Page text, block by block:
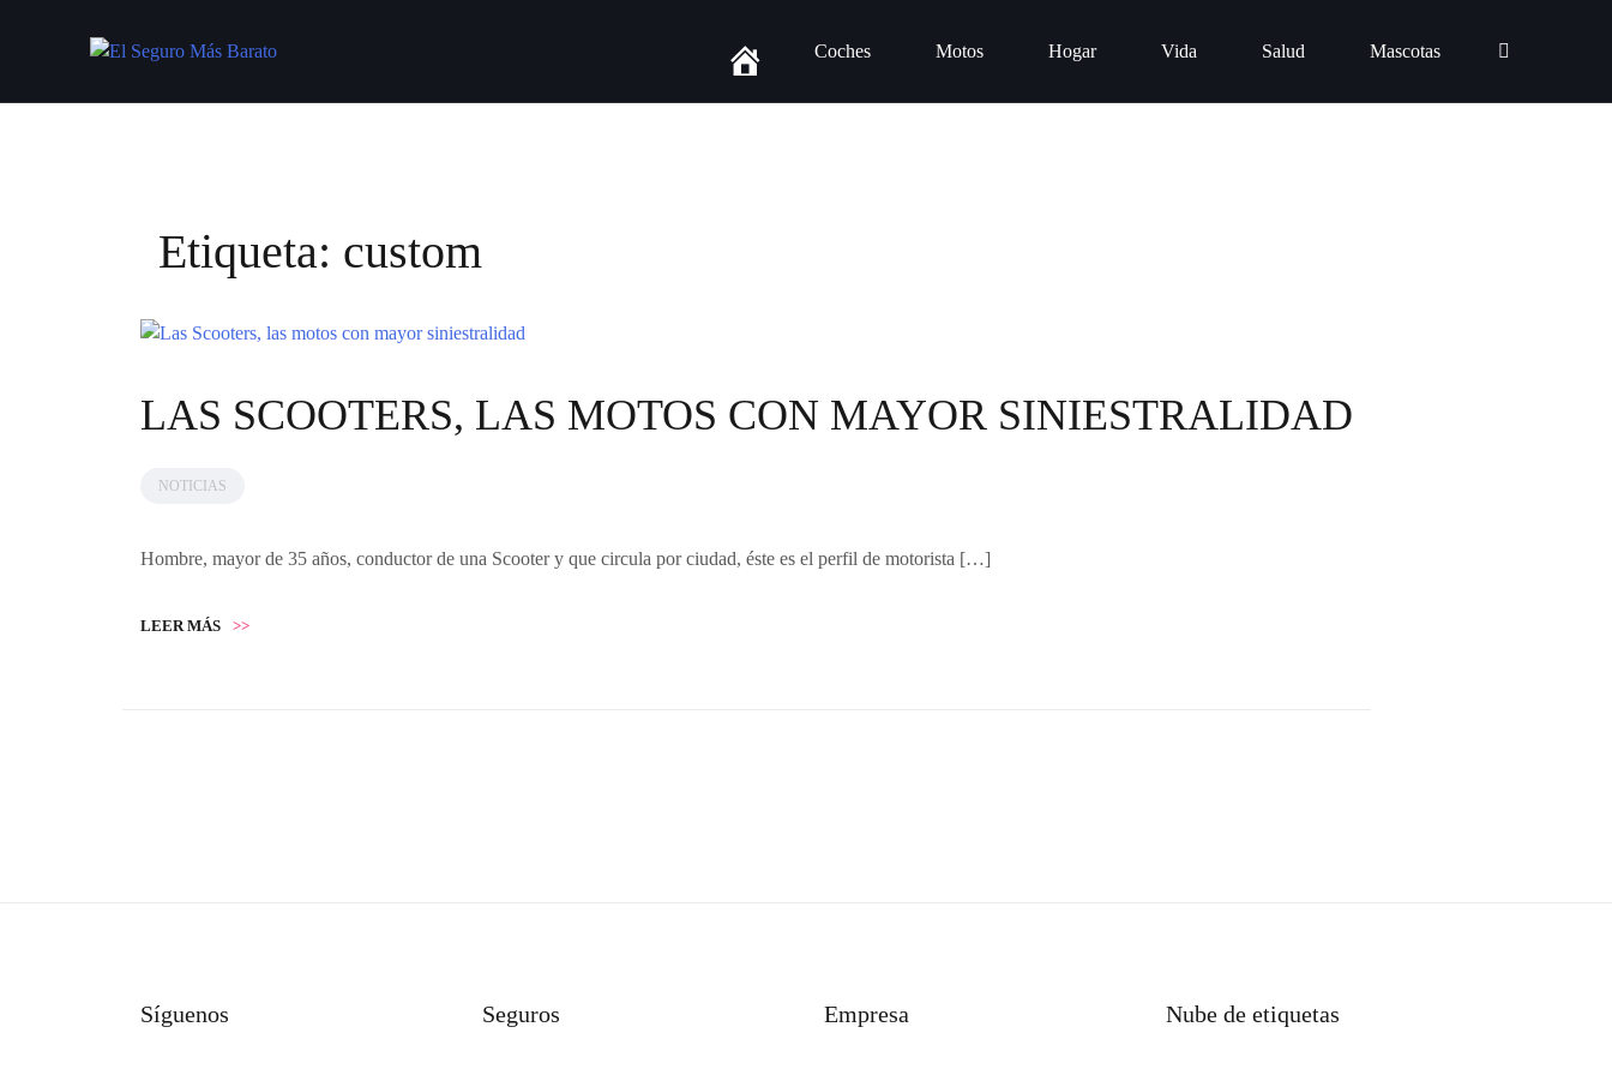
Coches Motos Hogar Vida Salud Mascotas
Etiqueta: custom
LAS SCOOTERS, LAS MOTOS CON MAYOR SINIESTRALIDAD
NOTICIAS
Hombre, mayor de 35 años, conductor de una Scooter y que circula por ciudad, éste es el perfil de motorista […]
LEER MÁS >>
Síguenos Seguros Empresa Nube de etiquetas